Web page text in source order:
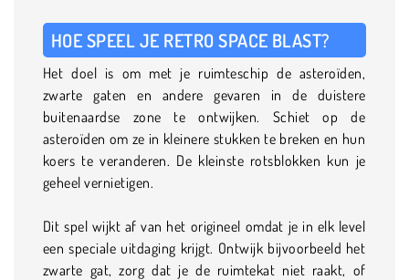
HOE SPEEL JE RETRO SPACE BLAST?
Het doel is om met je ruimteschip de asteroïden,
zwarte gaten en andere gevaren in de duistere
buitenaardse zone te ontwijken. Schiet op de
asteroïden om ze in kleinere stukken te breken en hun
koers te veranderen. De kleinste rotsblokken kun je
geheel vernietigen.
Dit spel wijkt af van het origineel omdat je in elk level
een speciale uitdaging krijgt. Ontwijk bijvoorbeeld het
zwarte gat, zorg dat je de ruimtekat niet raakt, of